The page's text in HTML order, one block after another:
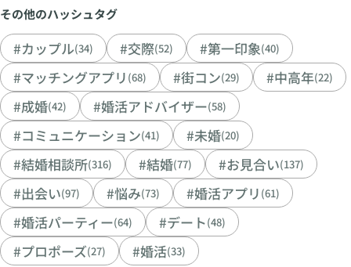
その他のハッシュタグ
#カップル(34) #交際(52) #第一印象(40)
#マッチングアプリ (68) #街コン(29) #中高年(22)
#成婚(42) #婚活アドバイザー(58)
#コミュニケーション(41) #未婚(20)
#結婚相談所(316) #結婚(77) #お見合い(137)
#出会い(97) #悩み(73) #婚活アプリ (61)
#婚活パーティー(64) #デート(48)
#プロポーズ(27) #婚活(33)